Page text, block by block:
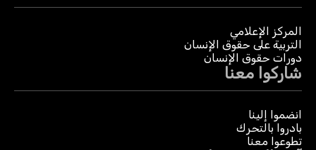
المركز الإعلامي
التربية على حقوق الإنسان
دورات حقوق الإنسان
شاركوا معنا
انضموا إلينا
بادروا بالتحرك
تطوعوا معنا